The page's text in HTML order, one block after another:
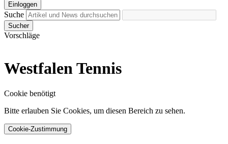
Einloggen
Suche
Sucher
Vorschläge
Westfalen Tennis
Cookie benötigt
Bitte erlauben Sie Cookies, um diesen Bereich zu sehen.
Cookie-Zustimmung